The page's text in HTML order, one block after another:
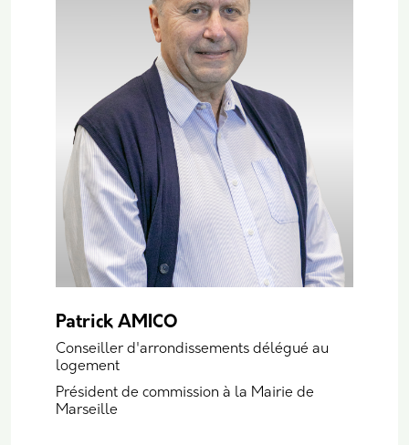
Patrick AMICO
Conseiller d'arrondissements délégué au
logement
Président de commission à la Mairie de
Marseille